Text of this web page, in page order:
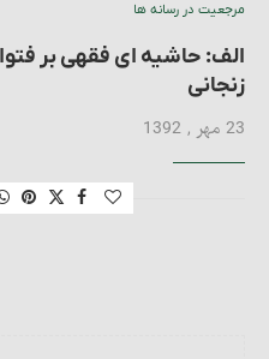
مرجعیت در رسانه ها
الف: حاشیه ای فقهی بر
زنجانی
23 مهر , 1392